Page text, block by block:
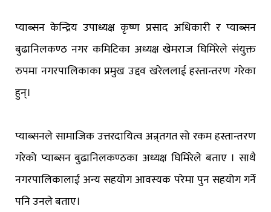
प्याब्सन केन्द्रिय उपाध्यक्ष कृष्ण प्रसाद अधिकारी र प्याब्सन
बुढानिलकण्ठ नगर कमिटिका अध्यक्ष खेमराज घिमिरेले संयुक्त
रुपमा नगरपालिकाका प्रमुख उद्दव खरेललाई हस्तान्तरण गरेका
हुन्।
प्याब्सनले सामाजिक उत्तरदायित्व अन्र्तगत सो रकम हस्तान्तरण
गरेको प्याब्सन बुढानिलकण्ठका अध्यक्ष घिमिरेले बताए । साथै
नगरपालिकालाई अन्य सहयोग आवस्यक परेमा पुन सहयोग गर्ने
पनि उनले बताए।